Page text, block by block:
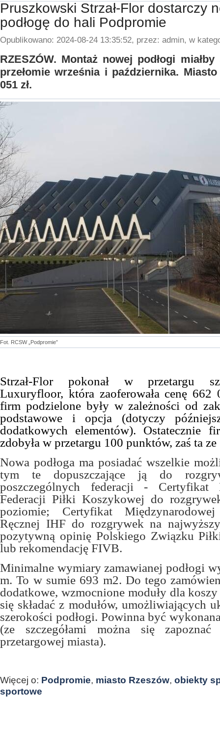
Pruszkowski Strzał-Flor dostarczy
podłogę do hali Podpromie
Opublikowano: 2024-08-24 13:35:52, przez: admin, w
RZESZÓW. Montaż nowej podłogi
przełomie września i października.
051 zł.
Fot. RCSW „Podpromie”
Strzał-Flor pokonał w przetargu
Luxuryfloor, która zaoferowała cenę 662
firm podzielone były w zależności od
podstawowe i opcja (dotyczy
dodatkowych elementów). Ostatecznie
zdobyła w przetargu 100 punktów, zaś ta
Nowa podłoga ma posiadać wszelkie
tym te dopuszczające ją do
poszczególnych federacji - Certyfikat
Federacji Piłki Koszykowej do
poziomie; Certyfikat
Ręcznej IHF do rozgrywek na
pozytywną opinię Polskiego Związku
lub rekomendację FIVB.
Minimalne wymiary zamawianej podłogi
m. To w sumie 693 m2. Do tego
dodatkowe, wzmocnione moduły dla
się składać z modułów, umożliwiających
szerokości podłogi. Powinna być
(ze szczegółami można się
przetargowej miasta).
Więcej o: Podpromie, miasto Rzeszów, obiekty
sportowe